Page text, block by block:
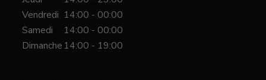
Vendredi 14:00 - 00:00
Samedi
14:00 - 00:00
Dimanche 14:00 - 19:00